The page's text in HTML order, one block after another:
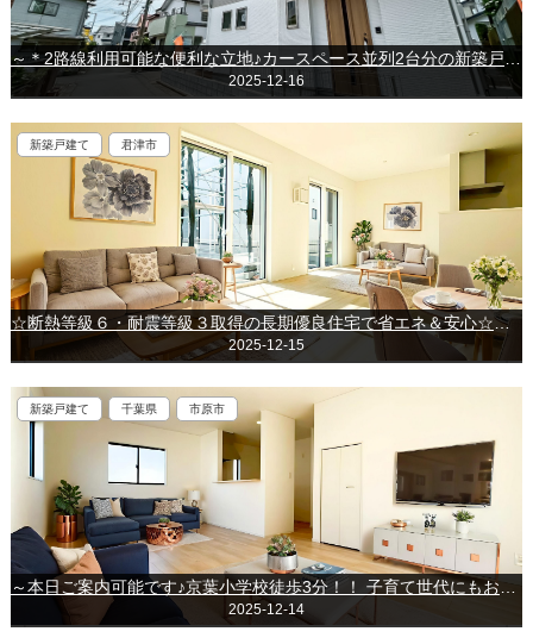
2025-12-16
新築戸建て 君津市
☆断熱等級６・耐震等級３取得の長期優良住宅で省エネ＆安心☆～君津市人見3丁目～第1期
2025-12-15
新築戸建て 千葉県 市原市
2025-12-14